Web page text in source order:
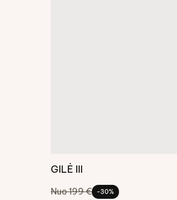
GILĖ III
Nuo 199 € -30%